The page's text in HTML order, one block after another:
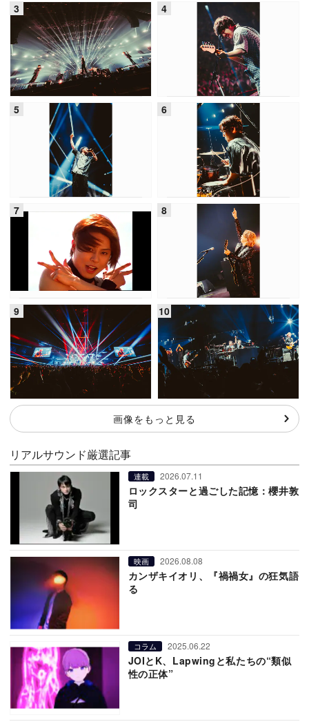
画像をもっと見る
リアルサウンド厳選記事
連載 2026.07.11
ロックスターと過ごした記憶：櫻井敦
司
映画 2026.08.08
カンザキイオリ、『禍禍女』の狂気語
る
コラム 2025.06.22
JOIとK、Lapwingと私たちの“類似
性の正体”